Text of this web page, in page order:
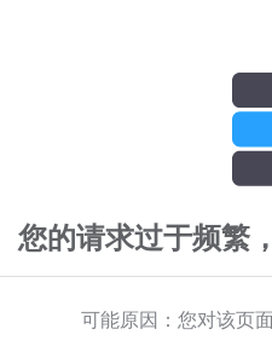
您的请求过于频繁
可能原因：您对该页